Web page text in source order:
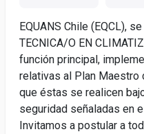
EQUANS Chile (EQCL),
TECNICA/O EN
función principal,
relativas al Plan Maestro
que éstas se realicen
seguridad señaladas en
Invitamos a postular a